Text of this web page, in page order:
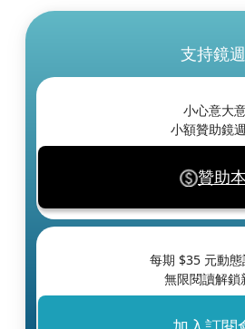
支持鏡
小心意大
小額贊助鏡
贊助
每期 $35 元動
無限閱讀解鎖